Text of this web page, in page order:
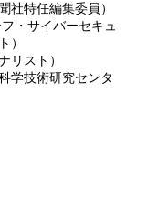
社特任編集委員）
・サイバーセキュ
）
リスト）
学技術研究センタ